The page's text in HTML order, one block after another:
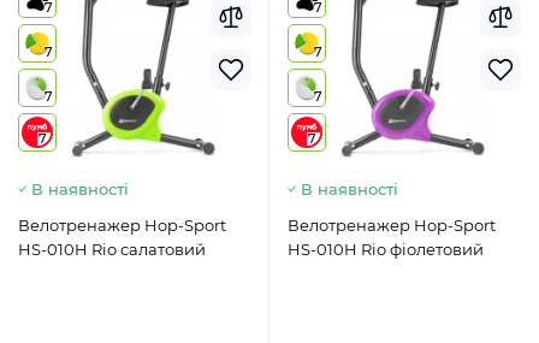
7
7
7
7
В наявності
Велотренажер Hop-Sport
HS-010H Rio салатовий
7
7
7
7
В наявності
Велотренажер Hop-Sport
HS-010H Rio фіолетовий